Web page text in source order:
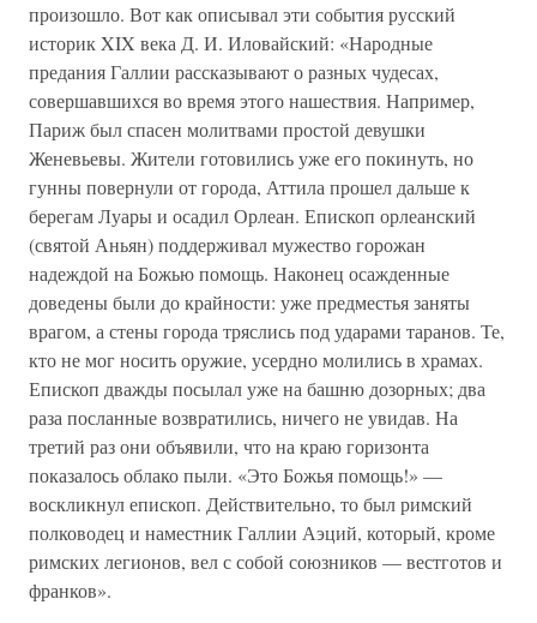
произошло. Вот как описывал эти события русский
историк XIX века Д. И. Иловайский: «Народные
предания Галлии рассказывают о разных чудесах,
совершавшихся во время этого нашествия. Например,
Париж был спасен молитвами простой девушки
Женевьевы. Жители готовились уже его покинуть, но
гунны повернули от города, Аттила прошел дальше к
берегам Луары и осадил Орлеан. Епископ орлеанский
(святой Аньян) поддерживал мужество горожан
надеждой на Божью помощь. Наконец осажденные
доведены были до крайности: уже предместья заняты
врагом, а стены города тряслись под ударами таранов. Те,
кто не мог носить оружие, усердно молились в храмах.
Епископ дважды посылал уже на башню дозорных; два
раза посланные возвратились, ничего не увидав. На
третий раз они объявили, что на краю горизонта
показалось облако пыли. «Это Божья помощь!» —
воскликнул епископ. Действительно, то был римский
полководец и наместник Галлии Аэций, который, кроме
римских легионов, вел с собой союзников — вестготов и
франков».